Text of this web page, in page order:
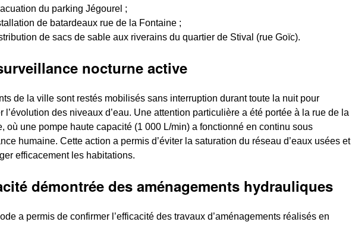
du parking Jégourel ;
de batardeaux rue de la Fontaine ;
de sacs de sable aux riverains du quartier de Stival (rue Goïc).
nocturne active
de la ville sont restés mobilisés sans interruption durant toute la nuit pour
l’évolution des niveaux d’eau. Une attention particulière a été portée à la rue de la
où une pompe haute capacité (1 000 L/min) a fonctionné en continu sous
humaine. Cette action a permis d’éviter la saturation du réseau d’eaux usées et
efficacement les habitations.
démontrée des aménagements hydrauliques
a permis de confirmer l’efficacité des travaux d’aménagements réalisés en